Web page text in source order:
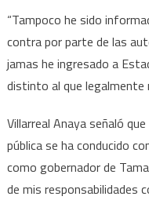
“Tampoco he sido
contra por parte de las
jamas he ingresado a
distinto al que legalmente
Villarreal Anaya señaló
pública se ha conducido
como gobernador de
de mis responsabilidades